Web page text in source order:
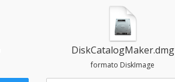
DiskCatalogMaker.dmg
formato DiskImage